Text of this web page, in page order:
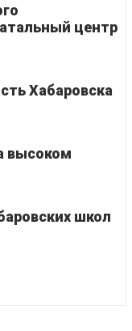
центр
Хабаровска
высоком
школ